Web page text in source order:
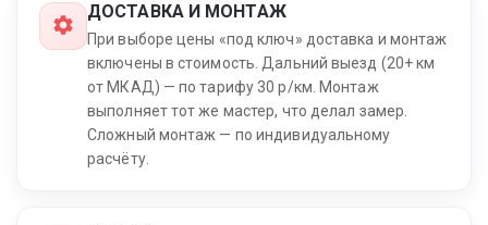
ДОСТАВКА И МОНТАЖ
При выборе цены «под ключ» доставка и монтаж
включены в стоимость. Дальний выезд (20+ км
от МКАД) — по тарифу 30 р/км. Монтаж
выполняет тот же мастер, что делал замер.
Сложный монтаж — по индивидуальному
расчёту.